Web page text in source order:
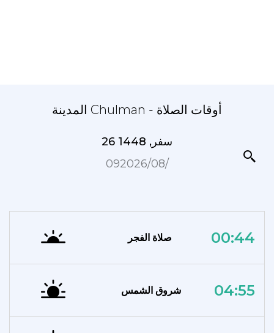
المدينة Chulman - أوقات الصلاة
26 سفر, 1448
09‏/08‏/2026
صلاة الفجر 00:44
شروق الشمس 04:55